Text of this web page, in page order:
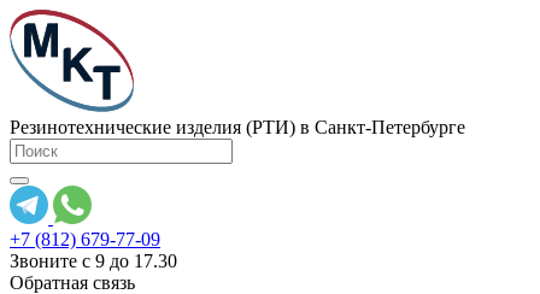
Резинотехнические изделия (РТИ) в Санкт-Петербурге
+7 (812) 679-77-09
Звоните с 9 до 17.30
Обратная связь